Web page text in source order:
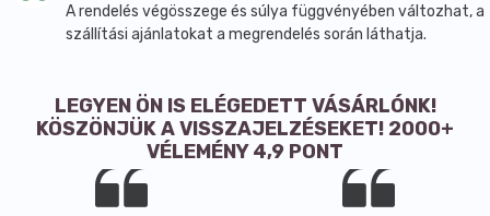
A rendelés végösszege és súlya függvényében változhat, a
szállítási ajánlatokat a megrendelés során láthatja.
LEGYEN ÖN IS ELÉGEDETT VÁSÁRLÓNK!
KÖSZÖNJÜK A VISSZAJELZÉSEKET! 2000+
VÉLEMÉNY 4,9 PONT